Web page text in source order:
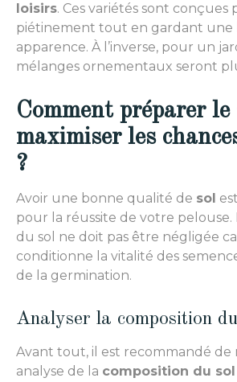
loisirs. Ces variétés sont conçues
piétinement tout en gardant une
apparence. À l’inverse, pour un
mélanges ornementaux seront
Comment préparer
maximiser les
?
Avoir une bonne qualité de sol
pour la réussite de votre pelouse.
du sol ne doit pas être négligée
conditionne la vitalité des
de la germination.
Analyser la composition
Avant tout, il est recommandé de
analyse de la composition du sol